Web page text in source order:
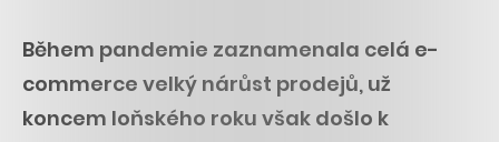
Během pandemie zaznamenala celá e-
commerce velký nárůst prodejů, už
koncem loňského roku však došlo k